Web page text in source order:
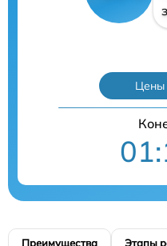
Цены
Преимущества Этапы